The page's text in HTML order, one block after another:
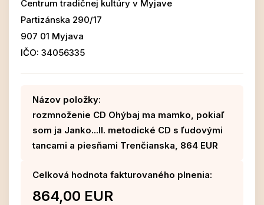
Centrum tradičnej kultúry v Myjave
Partizánska 290/17
907 01 Myjava
IČO: 34056335
Názov položky:
rozmnoženie CD Ohýbaj ma mamko, pokiaľ
som ja Janko...II. metodické CD s ľudovými
tancami a piesňami Trenčianska, 864 EUR
Celková hodnota fakturovaného plnenia:
864,00 EUR